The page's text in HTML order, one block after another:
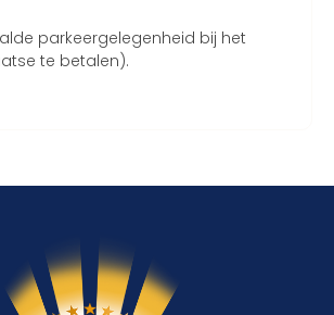
parkeergelegenheid bij het
te betalen).